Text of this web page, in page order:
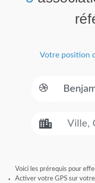
Votre position
Voici les prérequis pour
Activer votre GPS sur